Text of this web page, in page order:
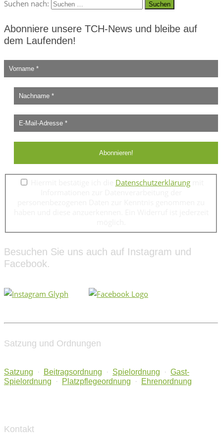
Suchen nach:
Abonniere unsere TCH-News und bleibe auf
dem Laufenden!
Datenschutzerklärungmit
Besuchen Sie uns auch auf Instagram und
Facebook.
Satzung und Ordnungen
Satzung · Beitragsordnung · Spielordnung · Gast-
Spielordnung
· Platzpflegeordnung · Ehrenordnung
Kontakt